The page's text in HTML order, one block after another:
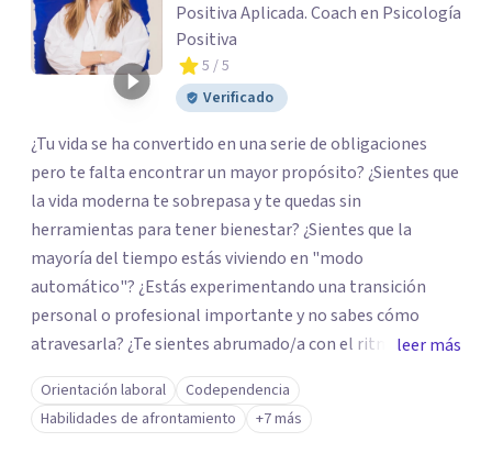
Positiva Aplicada. Coach en Psicología
Positiva
5 / 5
Verificado
¿Tu vida se ha convertido en una serie de obligaciones
pero te falta encontrar un mayor propósito? ¿Sientes que
la vida moderna te sobrepasa y te quedas sin
herramientas para tener bienestar? ¿Sientes que la
mayoría del tiempo estás viviendo en "modo
automático"? ¿Estás experimentando una transición
personal o profesional importante y no sabes cómo
atravesarla? ¿Te sientes abrumado/a con el ritmo de tu
día a día y te preguntas si hay una mejor manera de vivir?
¿Aunque no estás deprimido/a sientes que te gustaría
potenciar tu capacidad de bienestar? Hola, Soy
leer más
Orientación laboral
Codependencia
Habilidades de afrontamiento
+7 más